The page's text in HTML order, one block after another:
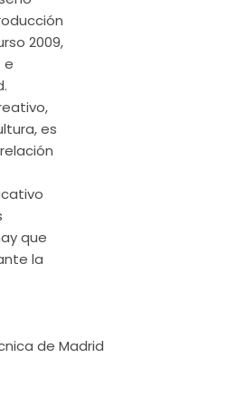
2009,
e
es
que
la
de Madrid